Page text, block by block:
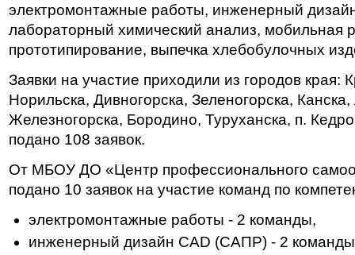
электромонтажные работы, инженерный
лабораторный химический анализ, мобильная
прототипирование, выпечка хлебобулочных
Заявки на участие приходили из городов края:
Норильска, Дивногорска, Зеленогорска,
Железногорска, Бородино, Туруханска, п.
подано 108 заявок.
От МБОУ ДО «Центр профессионального
подано 10 заявок на участие команд по
электромонтажные работы - 2 команды,
инженерный дизайн CAD (САПР) - 2